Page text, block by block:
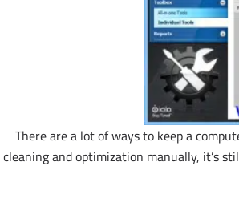
There are a lot of ways to keep a
cleaning and optimization manually, it’s